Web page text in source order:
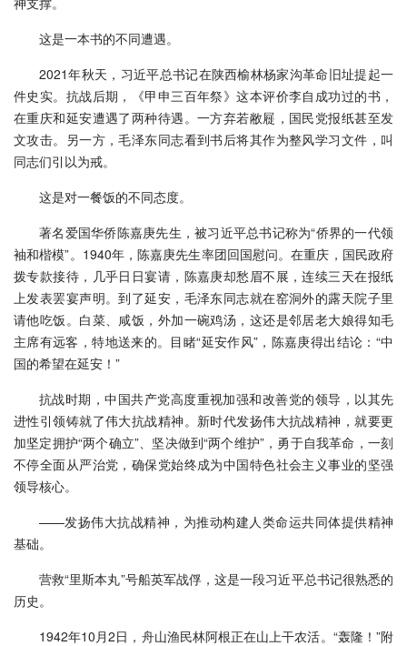
这是一本书的不同遭遇。
2021年秋天，习近平总书记在陕西榆林杨家沟革命旧址提起一
件史实。抗战后期，《甲申三百年祭》这本评价李自成功过的书，
在重庆和延安遭遇了两种待遇。一方弃若敝屣，国民党报纸甚至发
文攻击。另一方，毛泽东同志看到书后将其作为整风学习文件，叫
同志们引以为戒。
这是对一餐饭的不同态度。
著名爱国华侨陈嘉庚先生，被习近平总书记称为“侨界的一代领
袖和楷模”。1940年，陈嘉庚先生率团回国慰问。在重庆，国民政府
拨专款接待，几乎日日宴请，陈嘉庚却愁眉不展，连续三天在报纸
上发表罢宴声明。到了延安，毛泽东同志就在窑洞外的露天院子里
请他吃饭。白菜、咸饭，外加一碗鸡汤，这还是邻居老大娘得知毛
主席有远客，特地送来的。目睹“延安作风”，陈嘉庚得出结论：“中
国的希望在延安！”
抗战时期，中国共产党高度重视加强和改善党的领导，以其先
进性引领铸就了伟大抗战精神。新时代发扬伟大抗战精神，就要更
加坚定拥护“两个确立”、坚决做到“两个维护”，勇于自我革命，一刻
不停全面从严治党，确保党始终成为中国特色社会主义事业的坚强
领导核心。
——发扬伟大抗战精神，为推动构建人类命运共同体提供精神
基础。
营救“里斯本丸”号船英军战俘，这是一段习近平总书记很熟悉的
历史。
1942年10月2日，舟山渔民林阿根正在山上干农活。“轰隆！”附